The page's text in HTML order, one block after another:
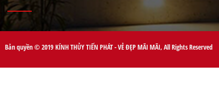
Bản quyền © 2019 KÍNH THỦY TIẾN PHÁT - VẺ ĐẸP MÃI MÃI, All Rights Reserved